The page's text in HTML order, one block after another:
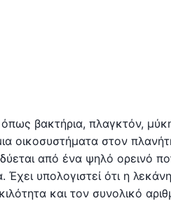
βακτήρια, πλαγκτόν,
οικοσυστήματα στον
από ένα ψηλό ορεινό
υπολογιστεί ότι η
και τον συνολικό